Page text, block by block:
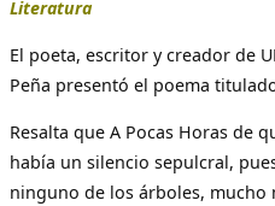
Literatura
El poeta, escritor y creador de
Peña presentó el poema
Resalta que A Pocas Horas de
había un silencio sepulcral,
ninguno de los árboles, mucho